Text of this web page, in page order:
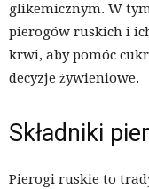
glikemicznym. W
pierogów ruskich i
krwi, aby pomóc
decyzje żywieniowe.
Składniki
Pierogi ruskie to